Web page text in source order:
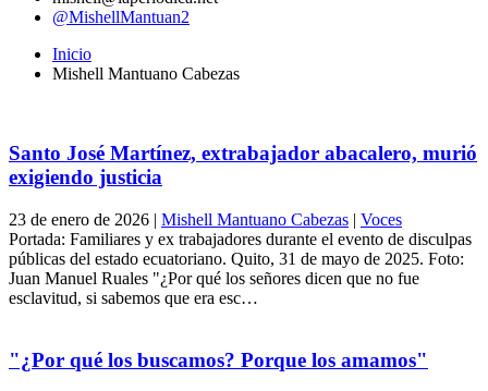
@MishellMantuan2
Inicio
Mishell Mantuano Cabezas
Santo José Martínez, extrabajador abacalero, murió
exigiendo justicia
23 de enero de 2026 | Mishell Mantuano Cabezas | Voces
Portada: Familiares y ex trabajadores durante el evento de disculpas
públicas del estado ecuatoriano. Quito, 31 de mayo de 2025. Foto:
Juan Manuel Ruales "¿Por qué los señores dicen que no fue
esclavitud, si sabemos que era esc…
"¿Por qué los buscamos? Porque los amamos"